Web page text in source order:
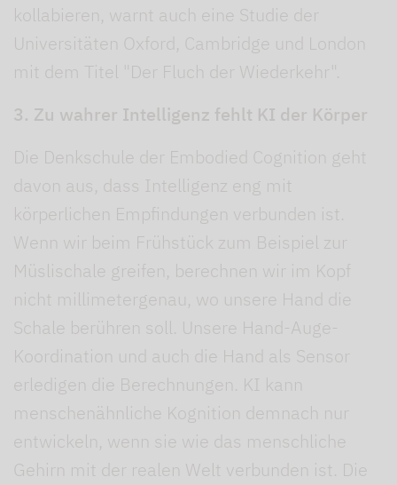
kollabieren, warnt auch eine Studie der
Universitäten Oxford, Cambridge und London
mit dem Titel "Der Fluch der Wiederkehr".
3. Zu wahrer Intelligenz fehlt KI der Körper
Die Denkschule der Embodied Cognition geht
davon aus, dass Intelligenz eng mit
körperlichen Empfindungen verbunden ist.
Wenn wir beim Frühstück zum Beispiel zur
Müslischale greifen, berechnen wir im Kopf
nicht millimetergenau, wo unsere Hand die
Schale berühren soll. Unsere Hand-Auge-
Koordination und auch die Hand als Sensor
erledigen die Berechnungen. KI kann
menschenähnliche Kognition demnach nur
entwickeln, wenn sie wie das menschliche
Gehirn mit der realen Welt verbunden ist. Die